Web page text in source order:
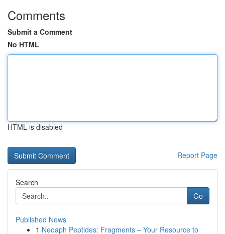
Comments
Submit a Comment
No HTML
HTML is disabled
Report Page
Search
Go
Published News
1 Neoaph Peptides: Fragments – Your Resource to